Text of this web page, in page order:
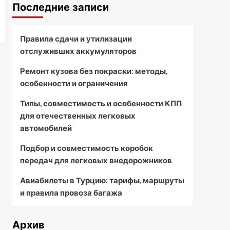
Последние записи
Правила сдачи и утилизации
отслуживших аккумуляторов
Ремонт кузова без покраски: методы,
особенности и ограничения
Типы, совместимость и особенности КПП
для отечественных легковых
автомобилей
Подбор и совместимость коробок
передач для легковых внедорожников
Авиабилеты в Турцию: тарифы, маршруты
и правила провоза багажа
Архив